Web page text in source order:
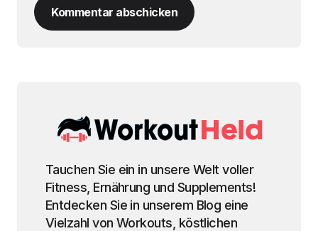
Kommentar abschicken
Tauchen Sie ein in unsere Welt voller
Fitness, Ernährung und Supplements!
Entdecken Sie in unserem Blog eine
Vielzahl von Workouts, köstlichen